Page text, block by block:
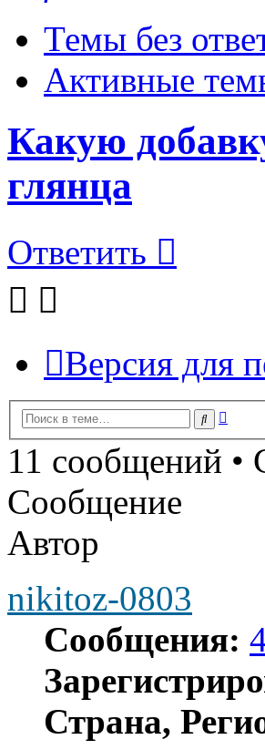
Темы без
Активные
Какую
глянца
Ответить
Версия для
Поиск
11 сообщений •
Сообщение
Автор
nikitoz-0803
Сообщения:
Страна,